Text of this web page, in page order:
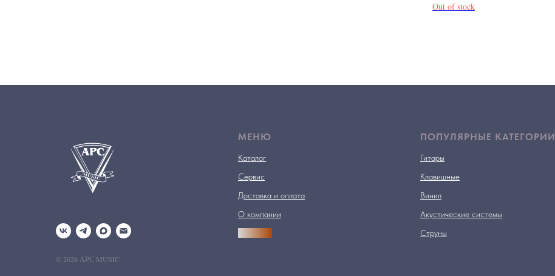
Out of stock
© 2026 АРС MUSIC
МЕНЮ
Каталог
Сервис
Доставка и оплата
О компании
ПОПУЛЯРНЫЕ КАТЕГОРИИ
Гитары
Клавишные
Винил
Акустические системы
Струны